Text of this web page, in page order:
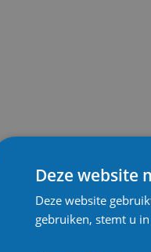
Deze website
Deze website
gebruiken, stemt u